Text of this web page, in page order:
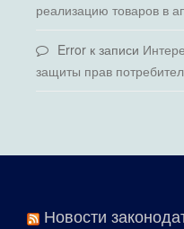
реализацию товаров в
Error к записи
защиты прав
Новости